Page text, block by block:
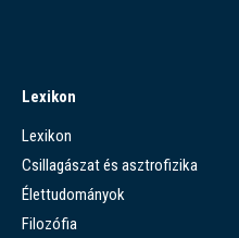
Lexikon
Lexikon
Csillagászat és asztrofizika
Élettudományok
Filozófia